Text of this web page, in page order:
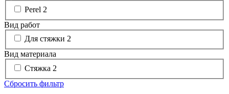
Perel 2
Вид работ
Для стяжки 2
Вид материала
Стяжка 2
Сбросить фильтр